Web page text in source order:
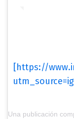
[https://
Una publicación